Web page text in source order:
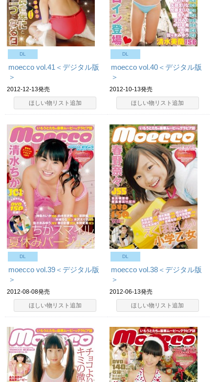
DL
moecco vol.41＜デジタル版
＞
2012-12-13発売
ほしい物リスト追加
DL
moecco vol.40＜デジタル版
＞
2012-10-13発売
ほしい物リスト追加
DL
moecco vol.39＜デジタル版
＞
2012-08-08発売
ほしい物リスト追加
DL
moecco vol.38＜デジタル版
＞
2012-06-13発売
ほしい物リスト追加